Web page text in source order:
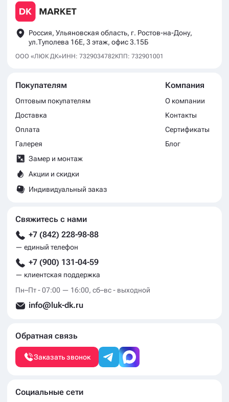
Россия, Ульяновская область, г. Ростов-на-Дону,
ул.Туполева 16Е, 3 этаж, офис 3.15Б
ООО «ЛЮК ДК»ИНН: 7329034782КПП: 732901001
Покупателям
Оптовым покупателям
Доставка
Оплата
Галерея
Замер и монтаж
Акции и скидки
Индивидуальный заказ
Компания
О компании
Контакты
Сертификаты
Блог
Свяжитесь с нами
+7 (842) 228-98-88
— единый телефон
+7 (900) 131-04-59
— клиентская поддержка
Пн–Пт - 07:00 — 16:00, сб–вс - выходной
info@luk-dk.ru
Обратная связь
Заказать звонок
Социальные сети